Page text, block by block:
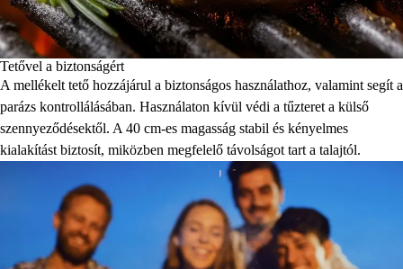
Tetővel a biztonságért
A mellékelt tető hozzájárul a biztonságos használathoz, valamint segít a
parázs kontrollálásában. Használaton kívül védi a tűzteret a külső
szennyeződésektől. A 40 cm-es magasság stabil és kényelmes
kialakítást biztosít, miközben megfelelő távolságot tart a talajtól.